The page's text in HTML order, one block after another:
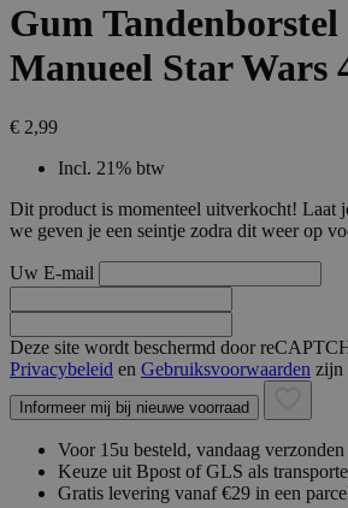
Gum
Manueel Star Wars
€ 2,99
Incl. 21% btw
Dit product is momenteel uitverkocht! Laat
we geven je een seintje zodra dit weer op
Uw E-mail
Deze site wordt beschermd door
Privacybeleid en Gebruiksvoorwaarden zijn
Informeer mij bij nieuwe voorraad
Voor 15u besteld, vandaag verzonden
Keuze uit Bpost of GLS als
Gratis levering vanaf €29 in een